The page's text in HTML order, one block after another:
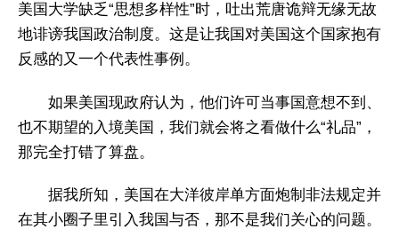
美国大学缺乏“思想多样性”时，吐出荒唐诡辩无缘无故
地诽谤我国政治制度。这是让我国对美国这个国家抱有
反感的又一个代表性事例。
如果美国现政府认为，他们许可当事国意想不到、
也不期望的入境美国，我们就会将之看做什么“礼品”，
那完全打错了算盘。
据我所知，美国在大洋彼岸单方面炮制非法规定并
在其小圈子里引入我国与否，那不是我们关心的问题。